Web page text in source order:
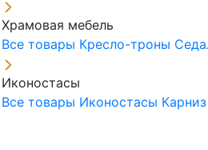
Храмовая мебель
Все товары Кресло-троны
Иконостасы
Все товары Иконостасы